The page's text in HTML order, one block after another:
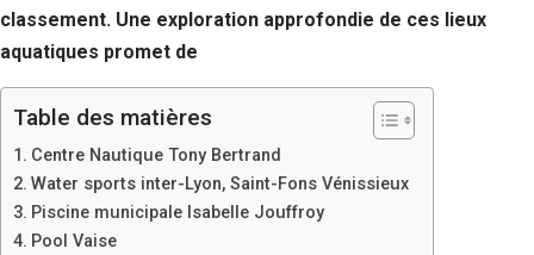
classement. Une exploration approfondie de ces lieux
aquatiques promet de
Table des matières
Centre Nautique Tony Bertrand
Water sports inter-Lyon, Saint-Fons Vénissieux
Piscine municipale Isabelle Jouffroy
Pool Vaise
fonctionnalités
disparaîtront
Marketing
En partageant
votre intérêt et
votre
comportement